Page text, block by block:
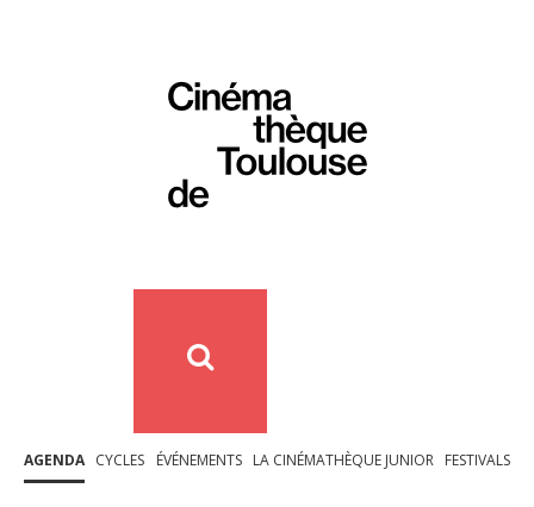
AGENDA CYCLES ÉVÉNEMENTS LA CINÉMATHÈQUE JUNIOR FESTIVALS